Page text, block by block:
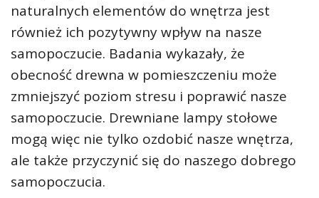
naturalnych elementów do wnętrza jest
również ich pozytywny wpływ na nasze
samopoczucie. Badania wykazały, że
obecność drewna w pomieszczeniu może
zmniejszyć poziom stresu i poprawić nasze
samopoczucie. Drewniane lampy stołowe
mogą więc nie tylko ozdobić nasze wnętrza,
ale także przyczynić się do naszego dobrego
samopoczucia.